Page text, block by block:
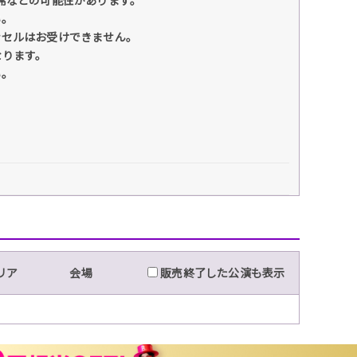
ルはお受けできません。
ます。
ア 会場 販売終了した公演も表示